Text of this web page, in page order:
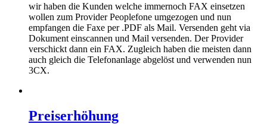
wir haben die Kunden welche immernoch FAX einsetzen
wollen zum Provider Peoplefone umgezogen und nun
empfangen die Faxe per .PDF als Mail. Versenden geht via
Dokument einscannen und Mail versenden. Der Provider
verschickt dann ein FAX. Zugleich haben die meisten dann
auch gleich die Telefonanlage abgelöst und verwenden nun
3CX.
Preiserhöhung